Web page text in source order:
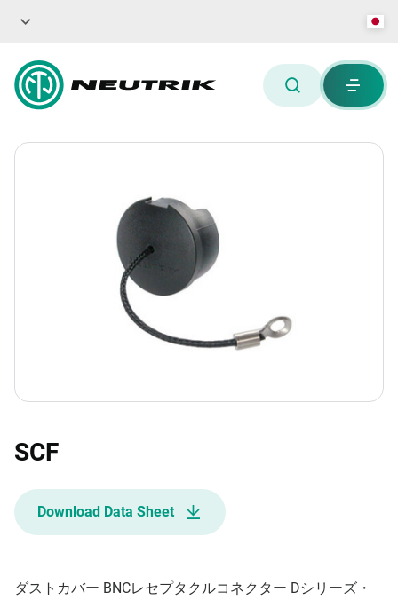
SCF
Download Data Sheet
ダストカバー BNCレセプタクルコネクター Dシリーズ・